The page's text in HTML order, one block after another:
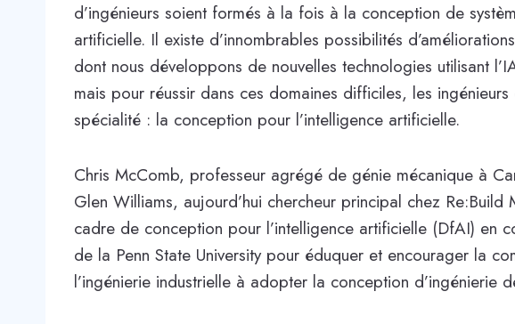
d’ingénieurs soient formés à la fois à la conception de
artificielle. Il existe d’innombrables possibilités
dont nous développons de nouvelles technologies utilisant
mais pour réussir dans ces domaines difficiles, les
spécialité : la conception pour l’intelligence artificielle.
Chris McComb, professeur agrégé de génie mécanique à
Glen Williams, aujourd’hui chercheur principal chez
cadre de conception pour l’intelligence artificielle (DfAI) en
de la Penn State University pour éduquer et encourager la
l’ingénierie industrielle à adopter la conception d’ingénierie